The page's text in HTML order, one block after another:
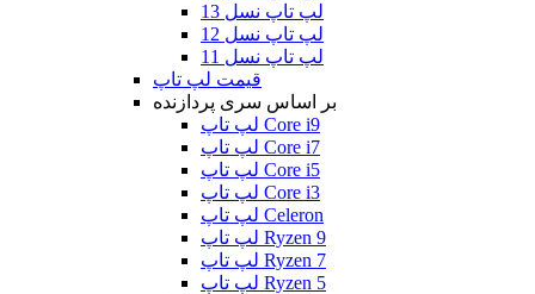
لپ تاپ نسل 13
لپ تاپ نسل 12
لپ تاپ نسل 11
قیمت لپ تاپ
بر اساس سری پردازنده
لپ تاپ Core i9
لپ تاپ Core i7
لپ تاپ Core i5
لپ تاپ Core i3
لپ تاپ Celeron
لپ تاپ Ryzen 9
لپ تاپ Ryzen 7
لپ تاپ Ryzen 5